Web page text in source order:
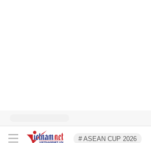
# ASEAN CUP 2026